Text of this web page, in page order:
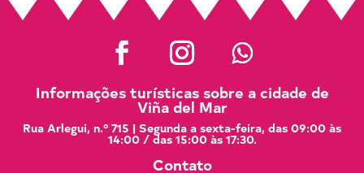
Informações turísticas sobre a cidade de
Viña del Mar
Rua Arlegui, n.º 715 | Segunda a sexta-feira, das 09:00 às
14:00 / das 15:00 às 17:30.
Contato